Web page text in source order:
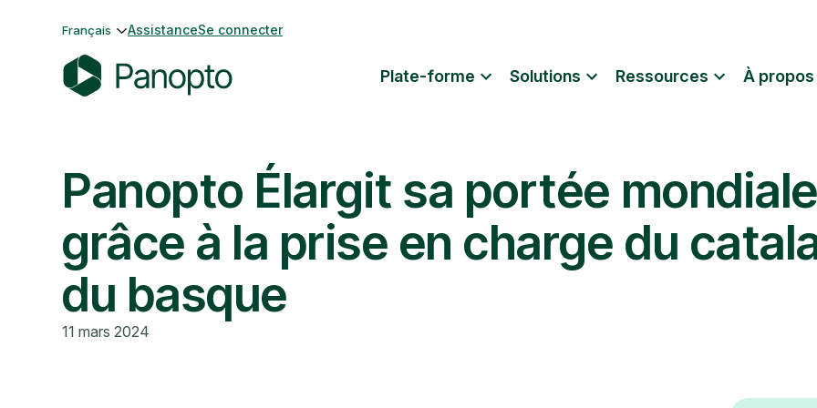
Français AssistanceSe connecter
o
o
Plate-forme Solutions Ressources À propos
Panopto Élargit sa portée
grâce à la prise en charge du
du basque
11 mars 2024